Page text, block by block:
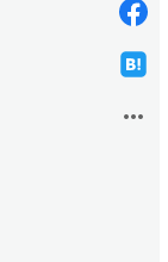
more_horiz